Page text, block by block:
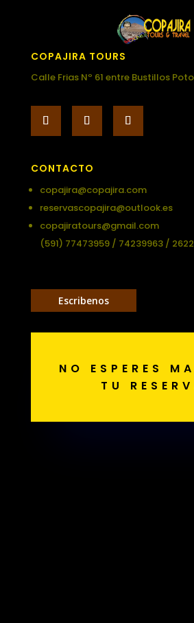
COPAJIRA TOURS
Calle Frias Nº 61 entre Bustillos
CONTACTO
copajira@copajira.com
reservascopajira@outlook.es
copajiratours@gmail.com
(591) 77473959 / 74239963 /
Escribenos
NO ESPERES
TU